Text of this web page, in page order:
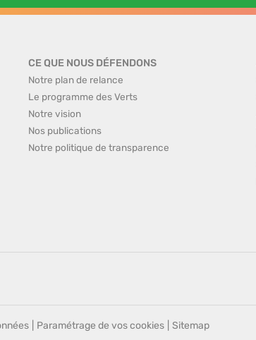
CE QUE NOUS DÉFENDONS
Notre plan de relance
Le programme des Verts
Notre vision
Nos publications
Notre politique de transparence
Paramétrage de vos cookies Sitemap